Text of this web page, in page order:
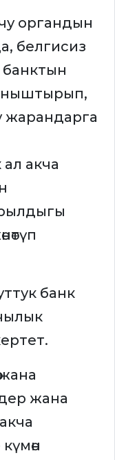
органдын
белгисиз
банктын
жарандарга
акча
банк
жана